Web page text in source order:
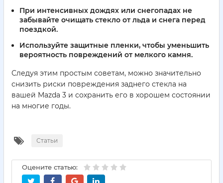
При интенсивных дождях или снегопадах не
забывайте очищать стекло от льда и снега перед
поездкой.
Используйте защитные пленки, чтобы уменьшить
вероятность повреждений от мелкого камня.
Следуя этим простым советам, можно значительно
снизить риски повреждения заднего стекла на
вашей Mazda 3 и сохранить его в хорошем состоянии
на многие годы.
Статьи
Оцените статью: